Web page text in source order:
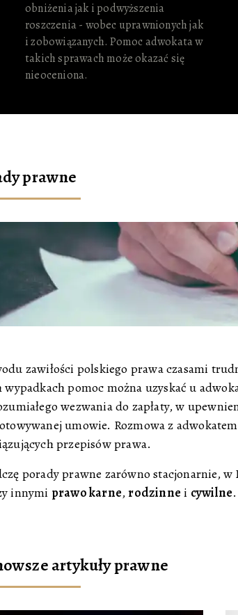
obniżenia jak i podwyższenia
roszczenia - wobec uprawnionych jak
i zobowiązanych. Pomoc adwokata w
takich sprawach może okazać się
nieoceniona.
prawne
zawiłości polskiego prawa czasami
wypadkach pomoc można uzyskać u
wezwania do zapłaty, w
umowie. Rozmowa z
przepisów prawa.
porady prawne zarówno stacjonarnie,
innymi prawo karne,rodzinne i cywilne.
artykuły prawne